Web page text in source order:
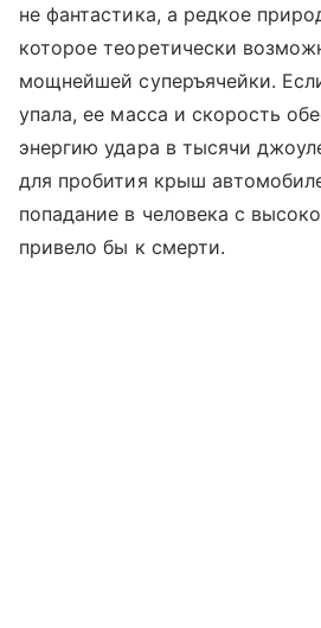
не фантастика, а редкое
которое теоретически
мощнейшей суперъячейки.
упала, ее масса и скорость
энергию удара в тысячи
для пробития крыш
попадание в человека с
привело бы к смерти.